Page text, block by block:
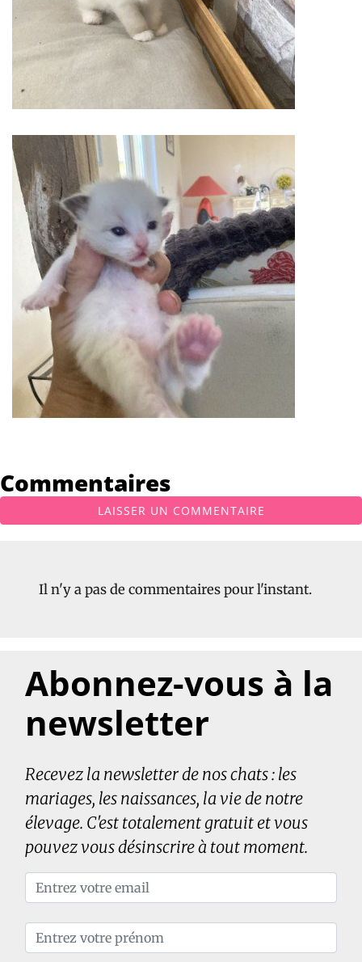
Commentaires
LAISSER UN COMMENTAIRE
Il n'y a pas de commentaires pour l'instant.
Abonnez-vous à la
newsletter
Recevez la newsletter de nos chats : les
mariages, les naissances, la vie de notre
élevage. C'est totalement gratuit et vous
pouvez vous désinscrire à tout moment.